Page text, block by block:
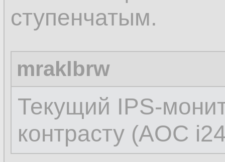
ступенчатым.
mraklbrw
Текущий IPS-
контрасту (AOC